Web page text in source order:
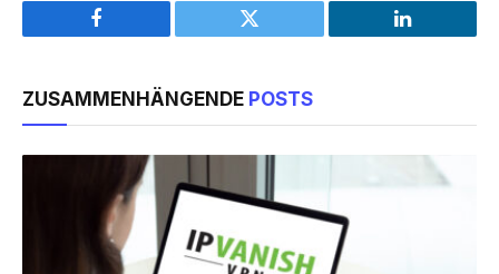
Facebook Twitter LinkedIn
ZUSAMMENHÄNGENDE POSTS